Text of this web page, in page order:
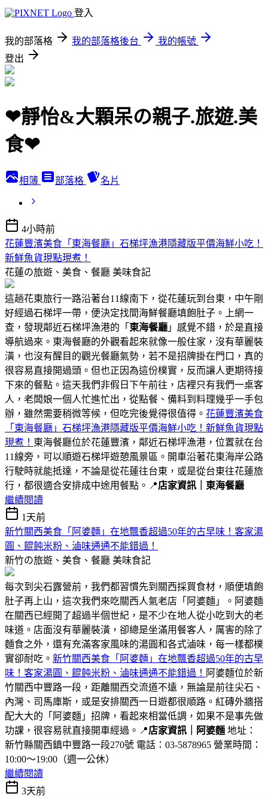
登入
我的部落格 我的部落格後台
我的帳號
登出
❤靜怡&大顆呆の親子.旅遊.美
食❤
相簿 部落格 名片
4小時前
花蓮豐濱美食「東海餐廳」石梯坪漁港隱藏版平價海鮮小吃！
新鮮魚貨現點現煮！
花蓮の旅遊、美食、餐廳 美味食記
這趟花東旅行一路沿著台11線南下，從花蓮玩到台東，中午剛
好經過石梯坪一帶，便決定找間海鮮餐廳填飽肚子。上網一
查，發現鄰近石梯坪漁港的「 東海餐廳 」感覺不錯，於是直接
導航過來。東海餐廳的外觀看起來就像一般住家，沒有華麗裝
潢，也沒有醒目的觀光餐廳氣勢，若不是招牌掛在門口，真的
很容易直接開過頭。但也正因為這份樸實，反而讓人更期待接
下來的餐點。這天我們非假日下午前往，店裡只有我們一桌客
人，老闆娘一個人忙進忙出，從點餐、備料到料理幾乎一手包
辦，雖然需要稍微等候，但吃完後覺得很值得。 花蓮豐濱美食
「東海餐廳」石梯坪漁港隱藏版平價海鮮小吃！新鮮魚貨現點
現煮！ 東海餐廳位於花蓮豐濱，鄰近石梯坪漁港，位置就在台
11線旁，可以順遊石梯坪遊憩風景區。開車沿著花東海岸公路
行駛時就能抵達，不論是從花蓮往台東，或是從台東往花蓮旅
行，都很適合安排成中途用餐點。📍店家資訊｜東海餐廳
繼續閱讀
1天前
新竹關西美食「阿婆麵」在地飄香超過50年的古早味！客家湯
圓、餛飩米粉、滷味通通不能錯過！
新竹の旅遊、美食、餐廳 美味食記
每次到尖石露營前，我們都習慣先到關西採買食材，順便填飽
肚子再上山，這次我們來吃關西人氣老店「阿婆麵」。阿婆麵
在關西已經開了超過半個世紀，是不少在地人從小吃到大的老
味道。店面沒有華麗裝潢，卻總是坐滿用餐客人，厲害的除了
麵食之外，還有充滿客家風味的湯圓和各式滷味，每一樣都樸
實卻耐吃。 新竹關西美食「阿婆麵」在地飄香超過50年的古早
味！客家湯圓、餛飩米粉、滷味通通不能錯過！ 阿婆麵位於新
竹關西中豐路一段，距離關西交流道不遠，無論是前往尖石、
內灣、司馬庫斯，或是安排關西一日遊都很順路。紅磚外牆搭
配大大的「阿婆麵」招牌，看起來相當低調，如果不是事先做
功課，很容易就直接開車經過。📍店家資訊｜阿婆麵 地址：
新竹縣關西鎮中豐路一段270號 電話：03-5878965 營業時間：
10:00～19:00（週一公休）
繼續閱讀
3天前